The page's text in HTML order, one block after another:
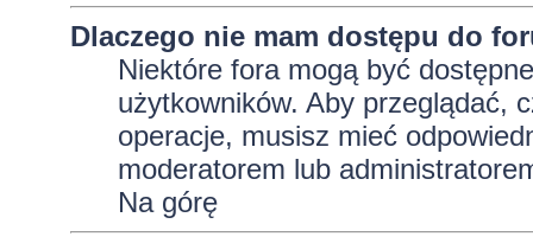
Dlaczego nie mam dostępu do
Niektóre fora mogą być
użytkowników. Aby przeglądać,
operacje, musisz mieć
moderatorem lub
Na górę